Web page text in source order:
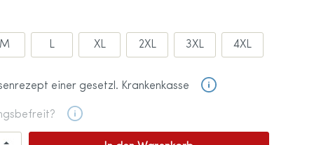
M L XL 2XL 3XL 4XL
einer gesetzl. Krankenkasse